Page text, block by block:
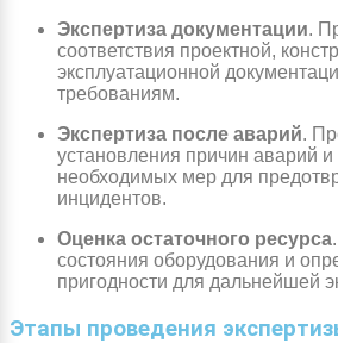
Экспертиза документации.
соответствия проектной,
эксплуатационной
требованиям.
Экспертиза после аварий.
установления причин аварий
необходимых мер для
инцидентов.
Оценка остаточного ресурса
состояния оборудования и
пригодности для дальнейшей
Этапы проведения